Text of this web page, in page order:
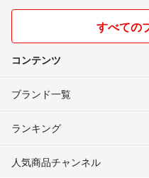
すべての
コンテンツ
ブランド一覧
ランキング
人気商品チャンネル